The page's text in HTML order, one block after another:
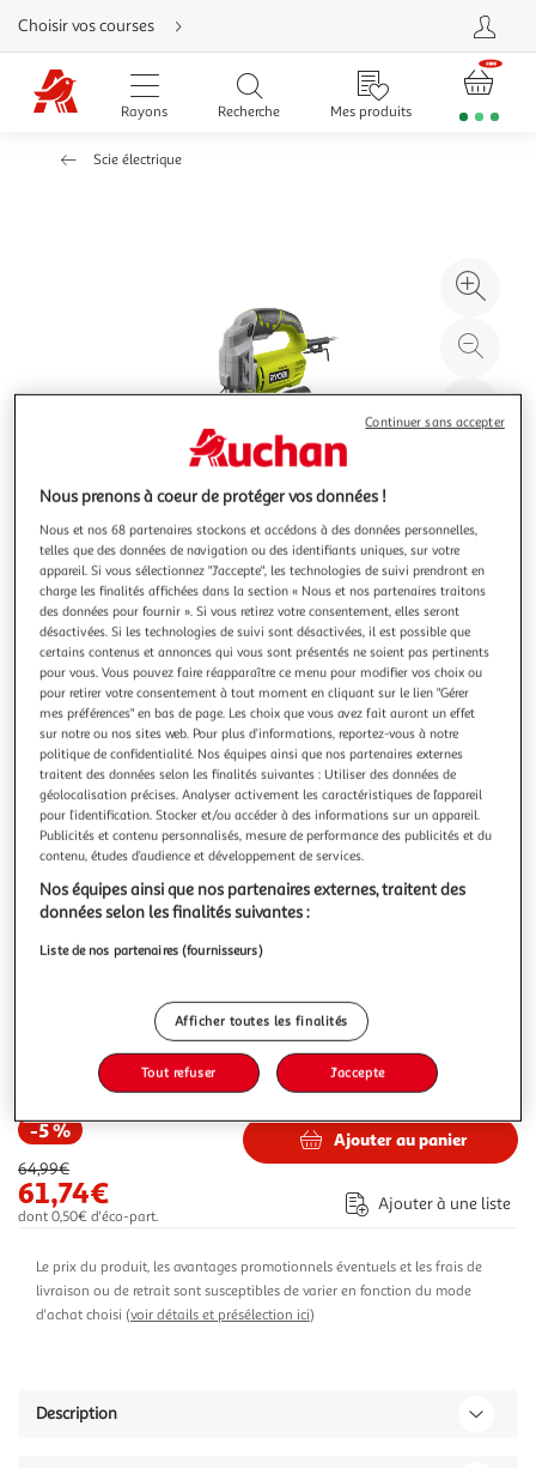
Aller
directement
au
contenu
Aller
directement
Aller
Choisir vos courses
Rayons Recherche Mes produits
Scie électrique
à
100
le
Illustration
précédente
Illustration
suivante
RYOBI
Scie sauteuse électrique RYOBI 500W 75mm bois
RJS750-G
Description :Présentation :Lascie sauteuse électrique RYOBI
- RJS750-G est l'outil incontournable pour tous les
menuisiers ou les passionnés du bricolage. Dotée d'une
puissance de 500 W couplée à son variateur de vitesse, il
peut atteindre jusqu'à 3000 tr/min. En effet, cette puissance
plus élevée e
En savoir +
Vendu parEspace-Bricolage
Livraison dès 8/9 jours
Plus d'options
Vendu par Espace-Bricolage
Livraison dès 7/8 jours
Plus d'options
Vendu parMultishop
-5 %
64,99€
61,74€
dont 0,50€ d'éco-part.
Ajouter au panier
Ajouter à une liste
Le prix du produit, les avantages promotionnels éventuels et les frais de
livraison ou de retrait sont susceptibles de varier en fonction du mode
d'achat choisi (voir détails et présélection ici)
Description
Nous prenons à coeur de protéger vos données !
Nous et nos 68 partenaires stockons et accédons à des données personnelles,
telles que des données de navigation ou des identifiants uniques, sur votre
appareil. Si vous sélectionnez "J'accepte", les technologies de suivi prendront en
charge les finalités affichées dans la section « Nous et nos partenaires traitons
des données pour fournir ». Si vous retirez votre consentement, elles seront
désactivées. Si les technologies de suivi sont désactivées, il est possible que
certains contenus et annonces qui vous sont présentés ne soient pas pertinents
pour vous. Vous pouvez faire réapparaître ce menu pour modifier vos choix ou
pour retirer votre consentement à tout moment en cliquant sur le lien "Gérer
mes préférences" en bas de page. Les choix que vous avez fait auront un effet
sur notre ou nos sites web. Pour plus d’informations, reportez-vous à notre
politique de confidentialité. Nos équipes ainsi que nos partenaires externes
traitent des données selon les finalités suivantes : Utiliser des données de
géolocalisation précises. Analyser activement les caractéristiques de l’appareil
pour l’identification. Stocker et/ou accéder à des informations sur un appareil.
Publicités et contenu personnalisés, mesure de performance des publicités et du
contenu, études d’audience et développement de services.
Nos équipes ainsi que nos partenaires externes, traitent des
données selon les finalités suivantes :
Liste de nos partenaires (fournisseurs)
Afficher toutes les finalités
Tout refuser J'accepte
Continuer sans accepter